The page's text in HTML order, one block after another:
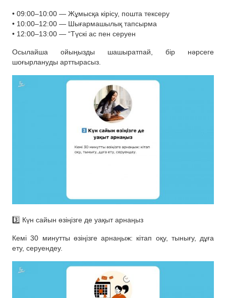
• 09:00–10:00 — Жұмысқа кірісу, пошта тексеру
• 10:00–12:00 — Шығармашылық тапсырма
• 12:00–13:00 — “Түскі ас пен серуен
Осылайша ойыңызды шашыратпай, бір нәрсеге
шоғырлануды арттырасыз.
3️⃣ Күн сайын өзіңізге де уақыт арнаңыз
Кемі 30 минутты өзіңізге арнаңыж: кітап оқу, тынығу, дұға
ету, серуендеу.